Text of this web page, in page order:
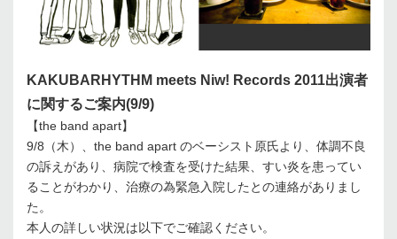
KAKUBARHYTHM meets Niw! Records 2011出演者
に関するご案内(9/9)
【the band apart】
9/8（木）、the band apart のベーシスト原氏より、体調不良
の訴えがあり、病院で検査を受けた結果、すい炎を患ってい
ることがわかり、治療の為緊急入院したとの連絡がありまし
た。
本人の詳しい状況は以下でご確認ください。